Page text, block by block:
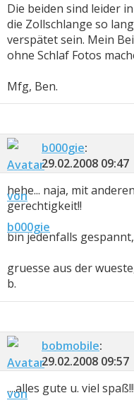
Die beiden sind leider
die Zollschlange so
verspätet sein. Mein
ohne Schlaf Fotos
Mfg, Ben.
b000gie:
29.02.2008 09:47
hehe... naja, mit
gerechtigkeit!!
bin jedenfalls
gruesse aus der
b.
bobmobile:
29.02.2008 09:57
....alles gute u. viel spaß!!!